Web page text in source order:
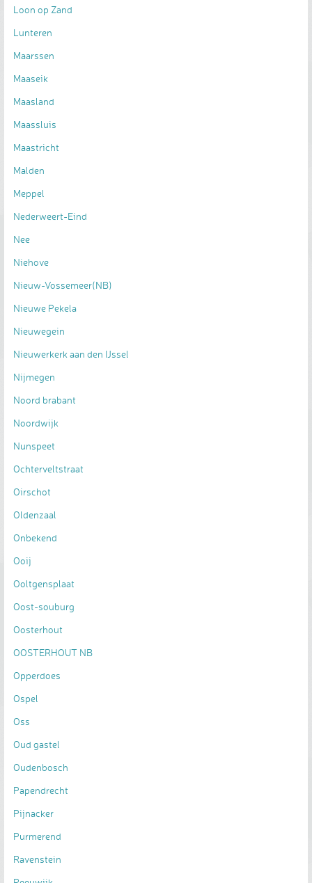
Loon op Zand
Lunteren
Maarssen
Maaseik
Maasland
Maassluis
Maastricht
Malden
Meppel
Nederweert-Eind
Nee
Niehove
Nieuw-Vossemeer(NB)
Nieuwe Pekela
Nieuwegein
Nieuwerkerk aan den IJssel
Nijmegen
Noord brabant
Noordwijk
Nunspeet
Ochterveltstraat
Oirschot
Oldenzaal
Onbekend
Ooij
Ooltgensplaat
Oost-souburg
Oosterhout
OOSTERHOUT NB
Opperdoes
Ospel
Oss
Oud gastel
Oudenbosch
Papendrecht
Pijnacker
Purmerend
Ravenstein